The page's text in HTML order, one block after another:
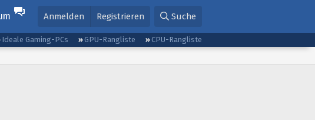
Anmelden Registrieren Suche
Ideale Gaming-PCs GPU-Rangliste
CPU-Rangliste